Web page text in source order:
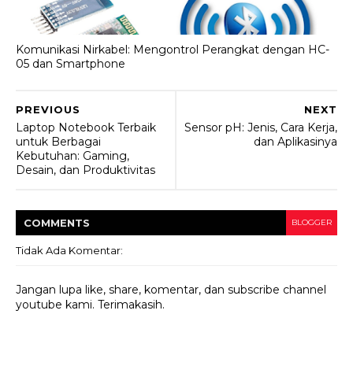
Komunikasi Nirkabel: Mengontrol Perangkat dengan HC-
05 dan Smartphone
NEXT
Sensor pH: Jenis, Cara Kerja,
dan Aplikasinya
PREVIOUS
Laptop Notebook Terbaik
untuk Berbagai
Kebutuhan: Gaming,
Desain, dan Produktivitas
COMMENTS BLOGGER
Tidak Ada Komentar:
Jangan lupa like, share, komentar, dan subscribe channel
youtube kami. Terimakasih.